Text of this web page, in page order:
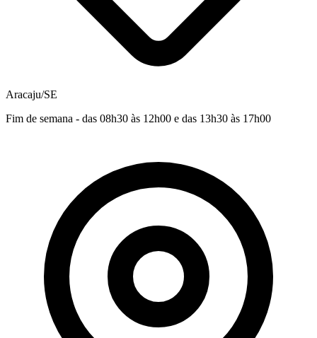
Aracaju/SE
Fim de semana - das 08h30 às 12h00 e das 13h30 às 17h00